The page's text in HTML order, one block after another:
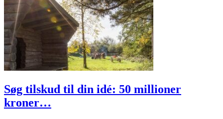
Søg tilskud til din idé: 50 millioner
kroner…